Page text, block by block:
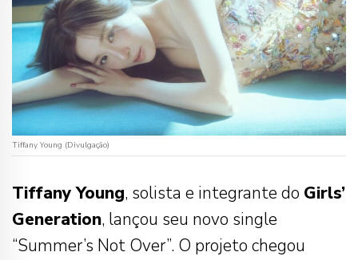
Tiffany Young (Divulgação)
Tiffany Young, solista e integrante do Girls’
Generation, lançou seu novo single
“Summer’s Not Over”. O projeto chegou